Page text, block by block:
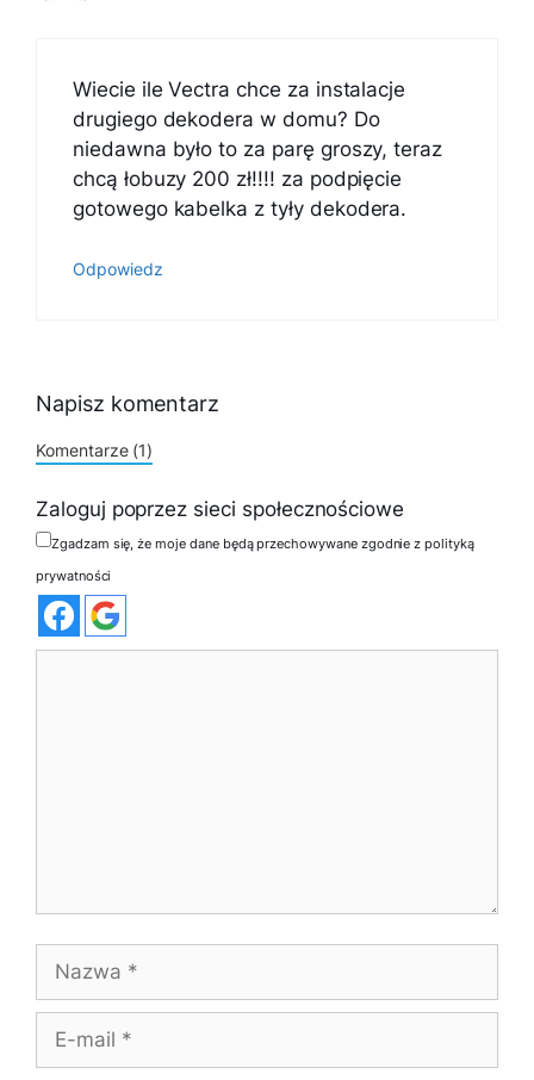
Wiecie ile Vectra chce za instalacje
drugiego dekodera w domu? Do
niedawna było to za parę groszy, teraz
chcą łobuzy 200 zł!!!! za podpięcie
gotowego kabelka z tyły dekodera.
Odpowiedz
Napisz komentarz
Komentarze (1)
Zaloguj poprzez sieci społecznościowe
Zgadzam się, że moje dane będą przechowywane zgodnie z polityką
prywatności
Nazwa